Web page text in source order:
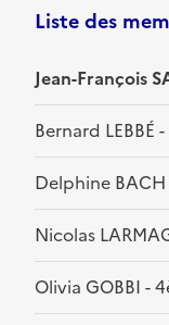
Liste des
Jean-François
Bernard LEBBÉ
Delphine
Nicolas
Olivia GOBBI -